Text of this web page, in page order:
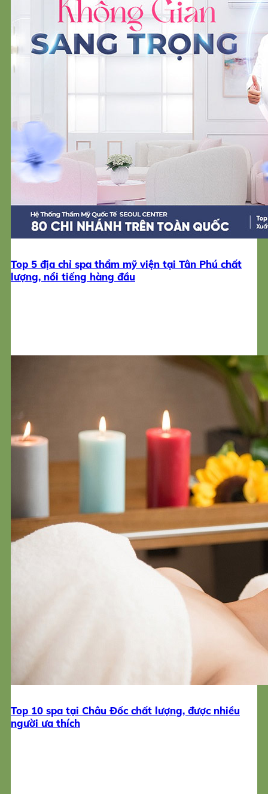
Top 5 địa chỉ spa thẩm mỹ viện tại Tân Phú chất
lượng, nổi tiếng hàng đầu
Top 10 spa tại Châu Đốc chất lượng, được nhiều
người ưa thích